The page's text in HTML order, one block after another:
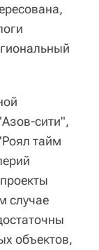
сити",
тайм
случае
объектов,